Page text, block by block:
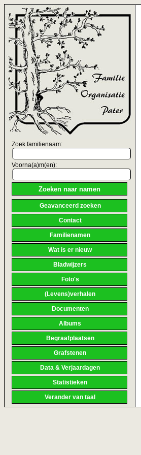
Zoek familienaam:
Voorna(a)m(en):
Geavanceerd zoeken
Contact
Familienamen
Wat is er nieuw
Bladwijzers
Foto's
(Levens)verhalen
Documenten
Albums
Begraafplaatsen
Grafstenen
Data & Verjaardagen
Statistieken
Verander van taal